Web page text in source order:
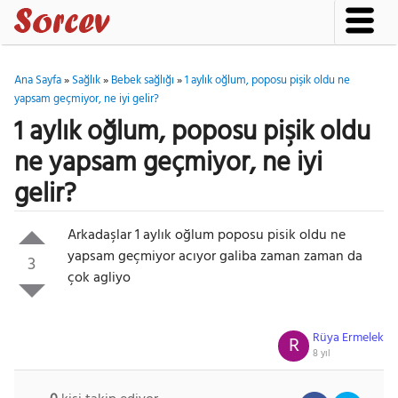
Ana Sayfa»Sağlık»Bebek sağlığı»1 aylık oğlum, poposu pişik oldu ne
yapsam geçmiyor, ne iyi gelir?
1 aylık oğlum, poposu pişik oldu
ne yapsam geçmiyor, ne iyi
gelir?
3
Arkadaşlar 1 aylık oğlum poposu pisik oldu ne
yapsam geçmiyor acıyor galiba zaman zaman da
çok agliyo
Rüya Ermelek
8 yıl
R